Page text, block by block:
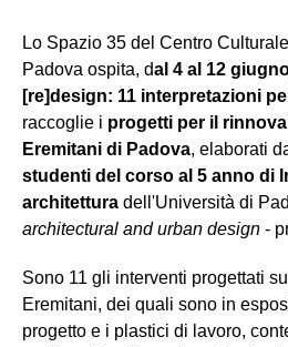
Lo Spazio 35 del Centro
Padova ospita, dal 4 al 12
[re]design: 11 interpretazioni
raccoglie i progetti per il
Eremitani di Padova, elaborati
studenti del corso al 5 anno di
architettura dell'Università di
architectural and urban design -
Sono 11 gli interventi progettati
Eremitani, dei quali sono in
progetto e i plastici di lavoro,